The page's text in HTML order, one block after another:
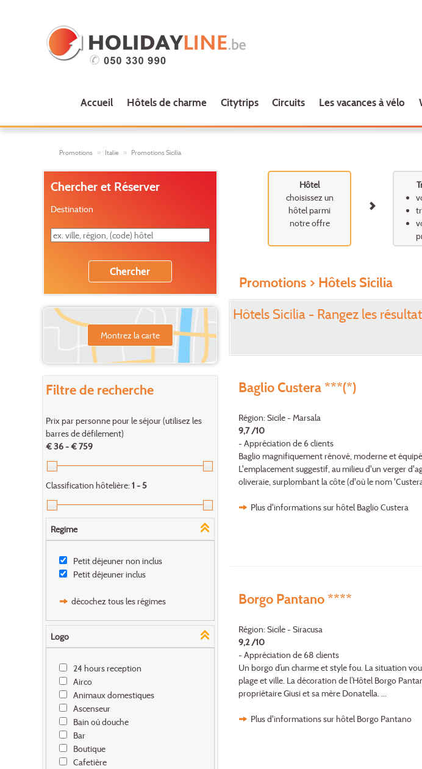
Accueil Hôtels de charme Citytrips Circuits Les vacances à vélo
Promotions Italie Promotions Sicilia
Hôtel
choisissez un
hôtel parmi
notre offre
Promotions> Hôtels Sicilia
Hôtels Sicilia - Rangez les
Baglio Custera ***(*)
Région: Sicile - Marsala
9,7 /10
- Appréciation de 6 clients
Baglio magnifiquement rénové, moderne et
L'emplacement suggestif, au milieu d'un verger
oliveraie, surplombant la côte (d'où le nom
Plus d'informations sur hôtel Baglio Custera
Borgo Pantano ****
Région: Sicile - Siracusa
9,2 /10
- Appréciation de 68 clients
Un borgo d’un charme et style fou. La situation
plage et ville. La décoration de l’Hôtel Borgo
propriétaire Giusi et sa mère Donatella. ...
Plus d'informations sur hôtel Borgo Pantano
Chercher et Réserver
Destination
Montrez la carte
Filtre de recherche
Prix par personne pour le séjour (utilisez les
barres de défilement)
€ 36 - € 759
Classification hôtelière: 1 - 5
Regime
Petit déjeuner non inclus
Petit déjeuner inclus
décochez tous les régimes
Logo
24 hours reception
Airco
Animaux domestiques
Ascenseur
Bain où douche
Bar
Boutique
Cafetière